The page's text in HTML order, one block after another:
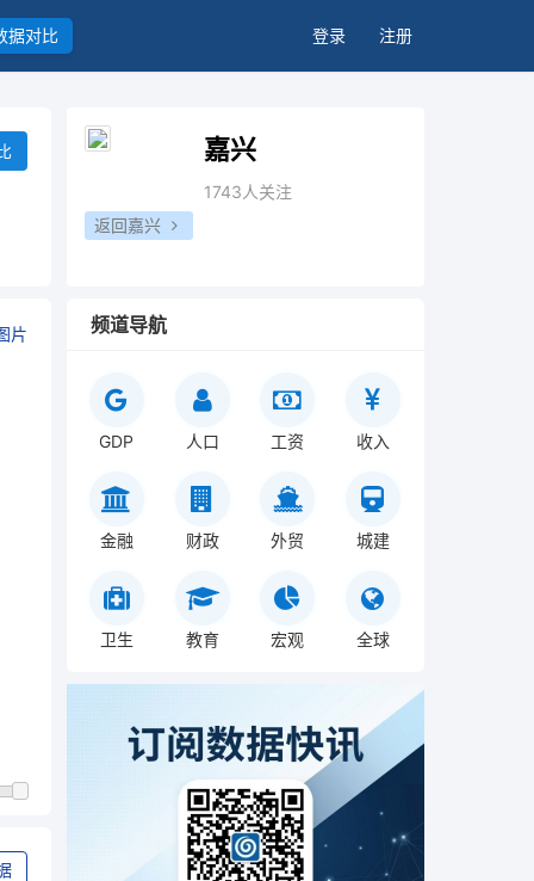
据对比 登录 注册
片
嘉兴
1743人关注
返回嘉兴
频道导航
GDP 人口 工资 收入
金融 财政 外贸 城建
卫生 教育 宏观 全球